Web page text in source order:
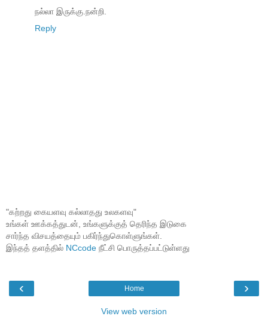
நல்லா இருக்கு.நன்றி.
Reply
"கற்றது கையளவு கல்லாதது உலகளவு"
உங்கள் ஊக்கத்துடன், உங்களுக்குத் தெரிந்த இடுகை
சார்ந்த விசயத்தையும் பகிர்ந்துகொள்ளுங்கள்.
இந்தத் தளத்தில் NCcode நீட்சி பொருத்தப்பட்டுள்ளது
‹ ›
Home
View web version